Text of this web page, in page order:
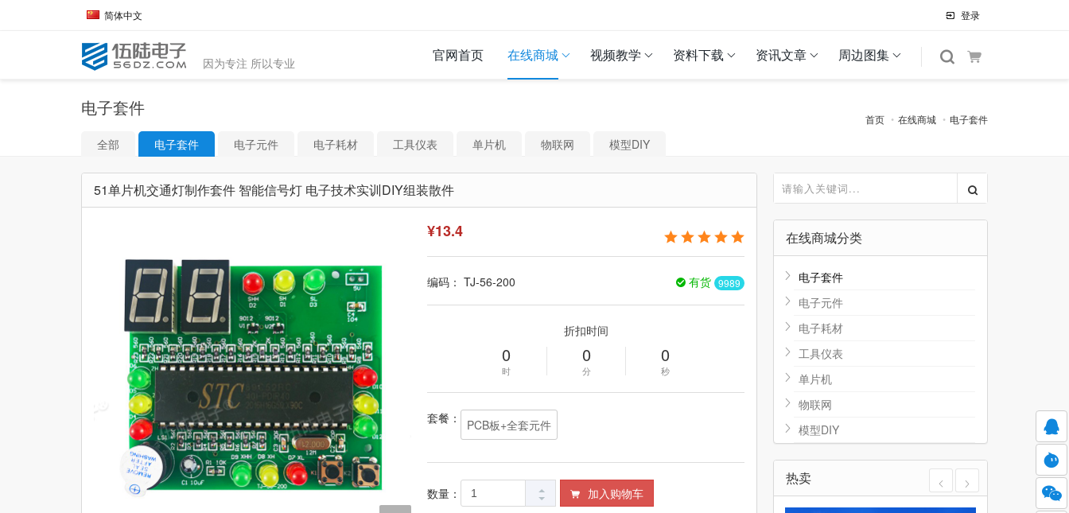
简体中文 登录
因为专注 所以专业 官网首页 在线商城 视频教学 资料下载 资讯文章 周边图集
电子套件
首页 在线商城 电子套件
全部 电子套件 电子元件 电子耗材 工具仪表 单片机 物联网 模型DIY
51单片机交通灯制作套件 智能信号灯 电子技术实训DIY组装散件
¥13.4
编码： TJ-56-200 有货 9989
折扣时间
0
时
0
分
0
秒
套餐： PCB板+全套元件
数量： 加入购物车
在线商城分类
电子套件
电子元件
电子耗材
工具仪表
单片机
物联网
模型DIY
热卖